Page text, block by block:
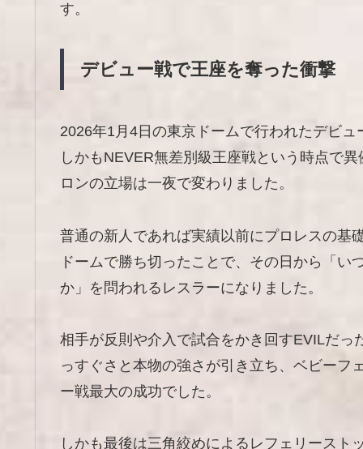
す。
デビュー戦で王座を奪った衝撃
2026年1月4日の東京ドームで行われたデビ
しかもNEVER無差別級王座戦という時点で
ロンの立場は一夜で変わりました。
普通の新人であれば実績以前にプロレスの基
ドームで勝ち切ったことで、その日から「
か」を問われるレスラーになりました。
相手が反則や介入で試合をかき回すEVILだ
っすぐさと本物の強さが引き立ち、ベビーフ
ー戦最大の成功でした。
しかも最後は三角絞めによるレフェリース